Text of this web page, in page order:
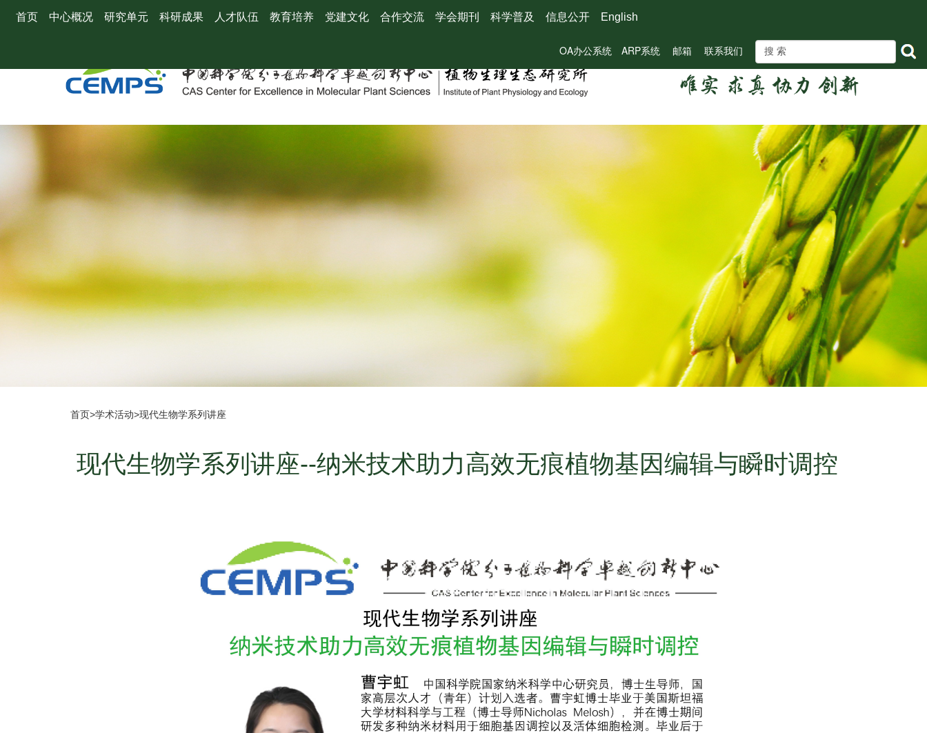
首页 中心概况 研究单元 科研成果 人才队伍 教育培养 党建文化 合作交流 学会期刊 科学普及 信息公开 English
OA办公系统 ARP系统 邮箱 联系我们
首页>学术活动>现代生物学系列讲座
现代生物学系列讲座--纳米技术助力高效无痕植物基因编辑与瞬时调控